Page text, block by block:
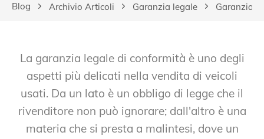
Blog Archivio Articoli Garanzia legale Garanzia
La garanzia legale di conformità è uno degli
aspetti più delicati nella vendita di veicoli
usati. Da un lato è un obbligo di legge che il
rivenditore non può ignorare; dall'altro è una
materia che si presta a malintesi, dove un